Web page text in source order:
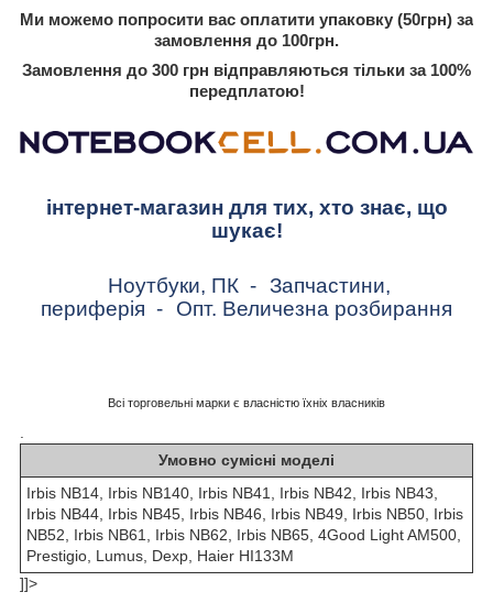
Ми можемо попросити вас оплатити упаковку (50грн) за
замовлення до 100грн.
Замовлення до 300 грн відправляються тільки за 100%
передплатою!
інтернет-магазин для тих, хто знає, що
шукає!
Ноутбуки, ПК - Запчастини,
периферія - Опт. Величезна розбирання
Всі торговельні марки є власністю їхніх власників
Умовно сумісні моделі
Irbis NB14, Irbis NB140, Irbis NB41, Irbis NB42, Irbis NB43,
Irbis NB44, Irbis NB45, Irbis NB46, Irbis NB49, Irbis NB50, Irbis
NB52, Irbis NB61, Irbis NB62, Irbis NB65, 4Good Light AM500,
Prestigio, Lumus, Dexp, Haier HI133M
]]>